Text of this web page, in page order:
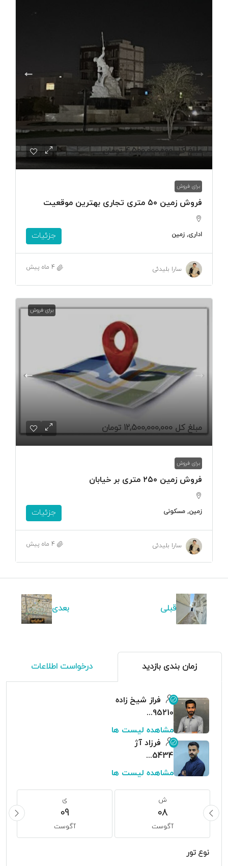
مبلغ کل4,500,000,000 تومان
برای فروش
فروش زمین ۵۰ متری تجاری بهترین موقعیت
اداری, زمین جزئیات
سارا بلیدئی 4 ماه پیش
برای فروش
مبلغ کل 12,500,000,000 تومان
برای فروش
فروش زمین ۲۵۰ متری بر خیابان
زمین, مسکونی جزئیات
سارا بلیدئی 4 ماه پیش
قبلی بعدی
زمان بندی بازدید درخواست اطلاعات
فراز شیخ زاده
09159995210
مشاهده لیست ها
فرزاد آژ
09155485434
مشاهده لیست ها
ش
08
آگوست
ی
09
آگوست
نوع تور